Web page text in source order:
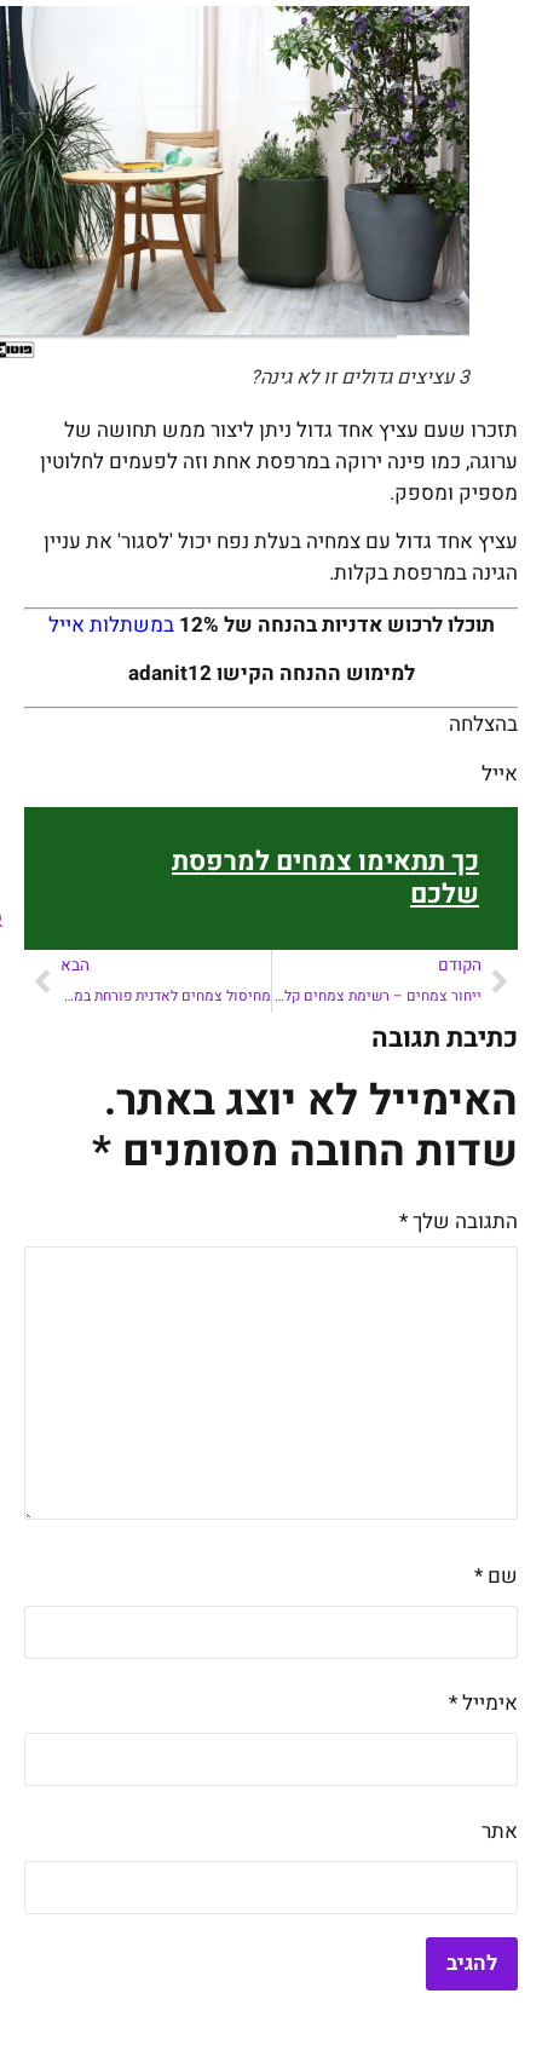
תזכרו שעם עציץ אחד גדול ניתן ליצור ממש תחושה של
ערוגה, כמו פינה ירוקה במרפסת אחת וזה לפעמים לחלוטין
מספיק ומספק.
עציץ אחד גדול עם צמחיה בעלת נפח יכול 'לסגור' את עניין
הגינה במרפסת בקלות.
תוכלו לרכוש אדניות בהנחה של 12%
במשתלות אייל
למימוש ההנחה הקישו adanit12
בהצלחה
אייל
כך תתאימו צמחים למרפסת
שלכם
הקודם
ייחור צמחים – רשימת צמחים קלים להשרשה
הבא
מחיסול צמחים לאדנית פורחת במאמר אחד
כתיבת תגובה
האימייל לא יוצג באתר.
שדות החובה מסומנים*
התגובה שלך*
שם*
אימייל*
אתר